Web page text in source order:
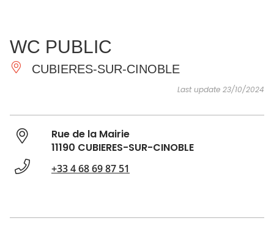
ESSENTIAL
AND
DO
WC PUBLIC
CUBIERES-SUR-CINOBLE
Last update 23/10/2024
Rue de la Mairie
11190 CUBIERES-SUR-CINOBLE
+33 4 68 69 87 51